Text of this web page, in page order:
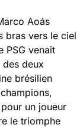
Aoás
bras vers le ciel
PSG venait
deux
brésilien
un joueur
le triomphe